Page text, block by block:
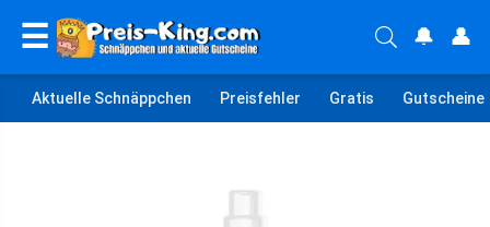
☰ 🔔 👤
Aktuelle Schnäppchen Preisfehler Gratis Gutscheine